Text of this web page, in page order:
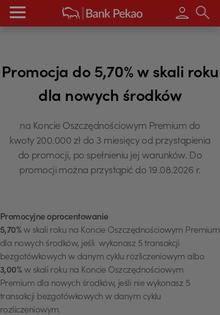
Wpisz
Promocja do 5,70% w skali roku
dla nowych środków
na Koncie Oszczędnościowym Premium do
kwoty 200.000 zł do 3 miesięcy od przystąpienia
do promocji, po spełnieniu jej warunków. Do
promocji można przystąpić do 19.08.2026 r.
Promocyjne oprocentowanie
5,70%w skali roku na Koncie Oszczędnościowym Premium
dla nowych środków, jeśli wykonasz 5 transakcji
bezgotówkowych w danym cyklu rozliczeniowym albo
3,00%w skali roku na Koncie Oszczędnościowym
Premium dla nowych środków, jeśli nie wykonasz 5
transakcji bezgotówkowych w danym cyklu
rozliczeniowym.